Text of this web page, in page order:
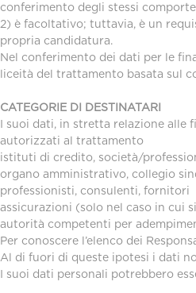
conferimento degli stessi
2) è facoltativo; tuttavia, è un
propria candidatura.
Nel conferimento dei dati per le
liceità del trattamento basata sul
CATEGORIE DI DESTINATARI
I suoi dati, in stretta relazione alle
autorizzati al trattamento
istituti di credito, società/
organo amministrativo, collegio
professionisti, consulenti, fornitori
assicurazioni (solo nel caso in cui
autorità competenti per
Per conoscere l’elenco dei
Al di fuori di queste ipotesi i dati
I suoi dati personali potrebbero